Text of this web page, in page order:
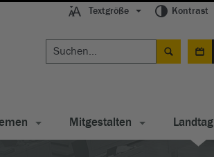
Textgröße Kontrast
Mitgestalten Landtag